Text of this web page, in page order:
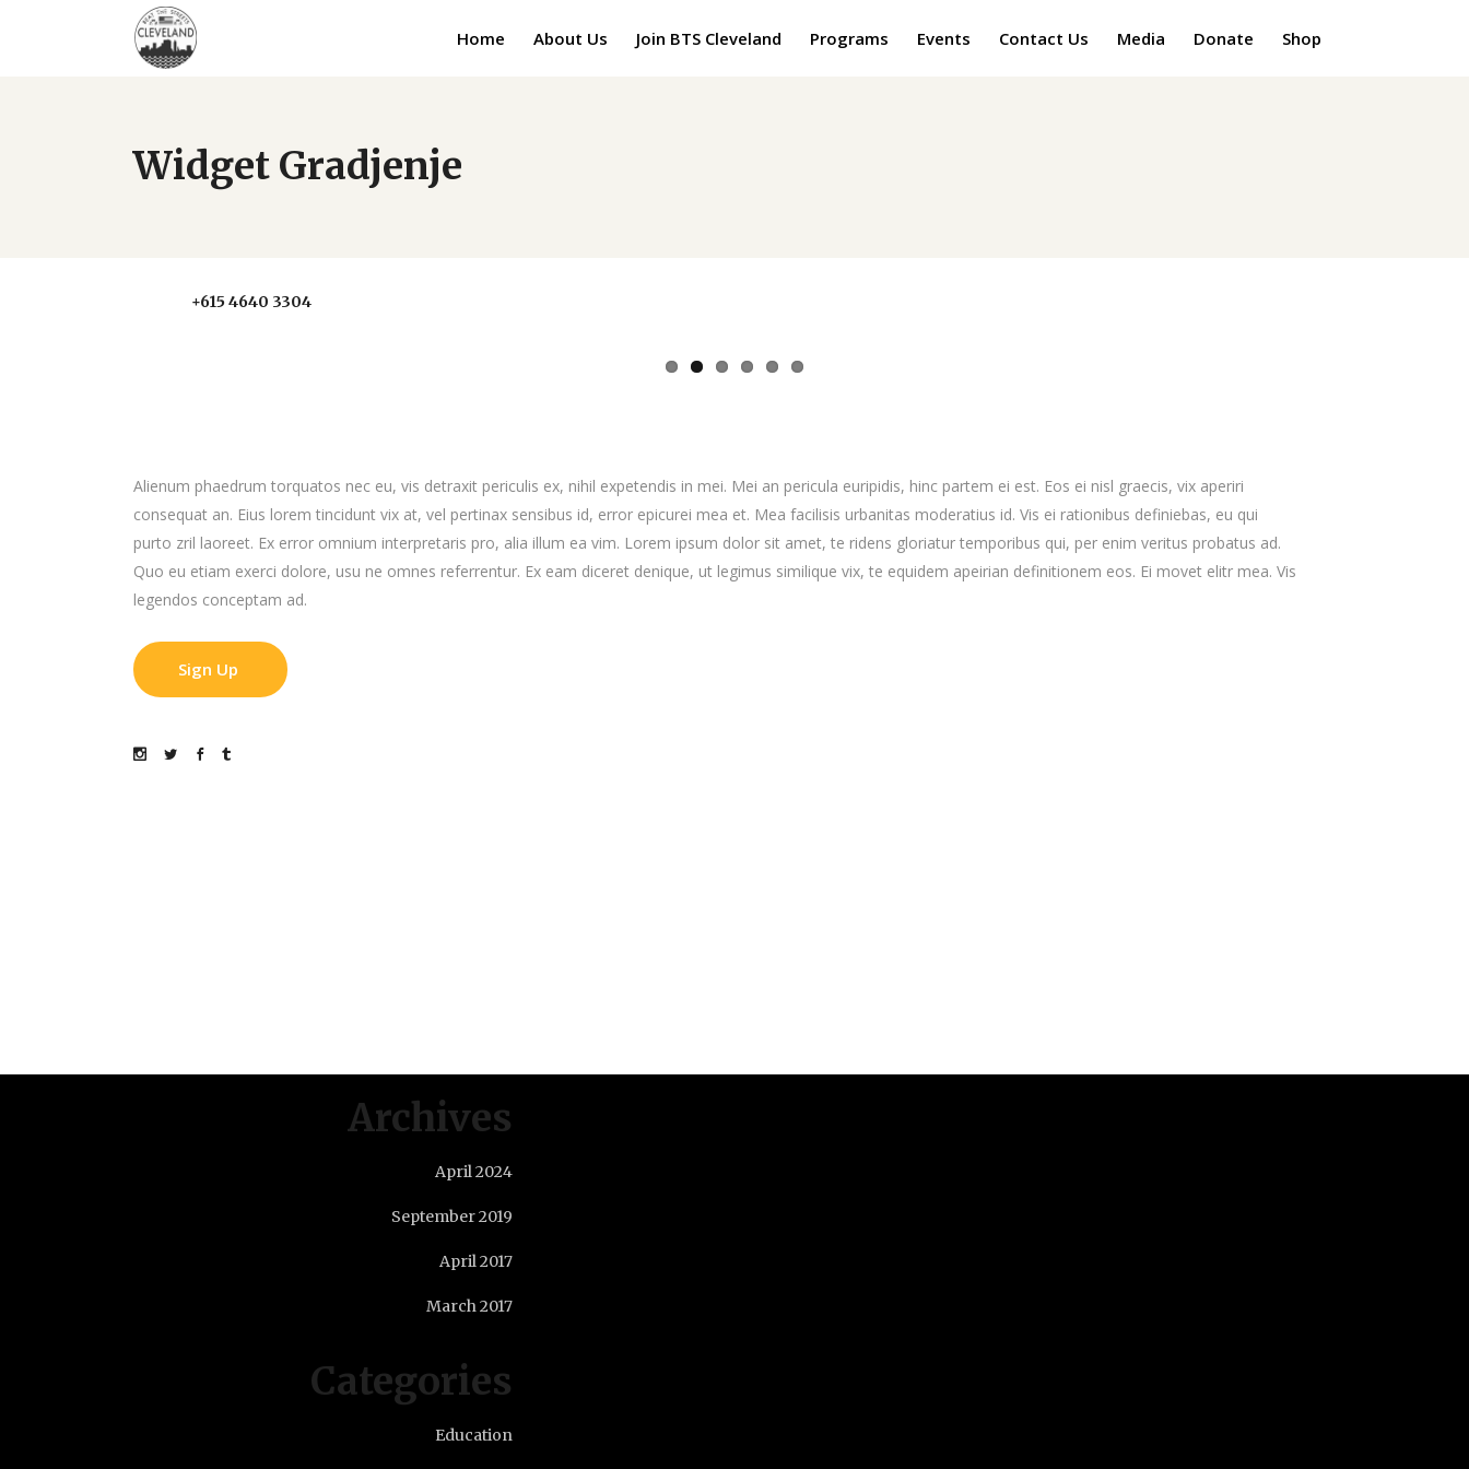
Home About Us Join BTS Cleveland Programs Events Contact Us Media Donate Shop
Widget Gradjenje
+615 4640 3304
Alienum phaedrum torquatos nec eu, vis detraxit periculis ex, nihil expetendis in mei. Mei an pericula euripidis, hinc partem ei est. Eos ei nisl graecis, vix aperiri
consequat an. Eius lorem tincidunt vix at, vel pertinax sensibus id, error epicurei mea et. Mea facilisis urbanitas moderatius id. Vis ei rationibus definiebas, eu qui
purto zril laoreet. Ex error omnium interpretaris pro, alia illum ea vim. Lorem ipsum dolor sit amet, te ridens gloriatur temporibus qui, per enim veritus probatus ad.
Quo eu etiam exerci dolore, usu ne omnes referrentur. Ex eam diceret denique, ut legimus similique vix, te equidem apeirian definitionem eos. Ei movet elitr mea. Vis
legendos conceptam ad.
Sign Up
Archives
April 2024
September 2019
April 2017
March 2017
Categories
Education